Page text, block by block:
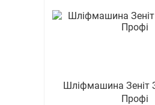
Шліфмашина Зеніт
Профі